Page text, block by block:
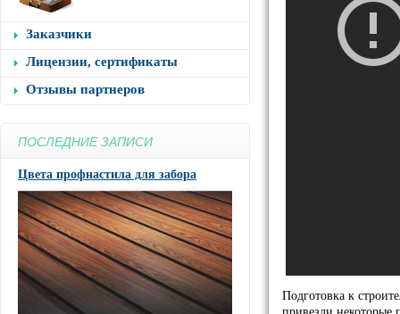
Заказчики
Лицензии, сертификаты
Отзывы партнеров
ПОСЛЕДНИЕ ЗАПИСИ
Цвета профнастила для забора
Подготовка к